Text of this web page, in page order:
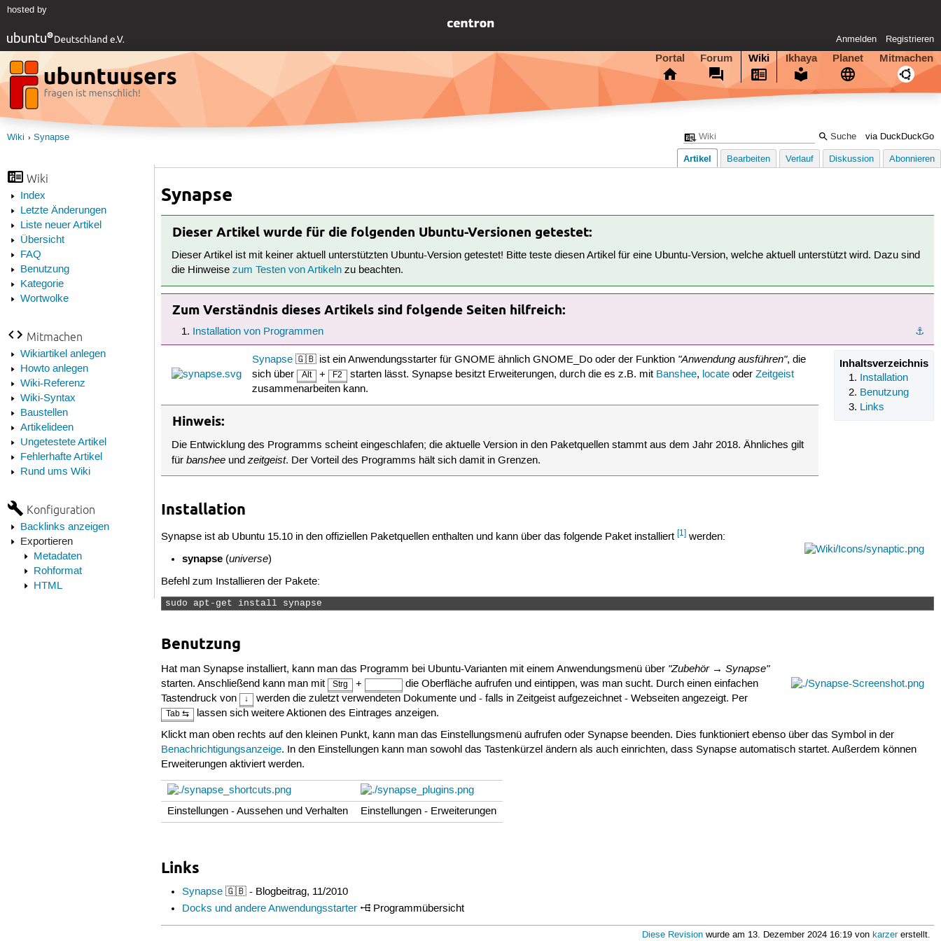
hosted by
Anmelden Registrieren
Portal Forum Wiki Ikhaya Planet Mitmachen
via DuckDuckGo
Wiki Synapse
Wiki
Index
Letzte Änderungen
Liste neuer Artikel
Übersicht
FAQ
Benutzung
Kategorie
Wortwolke
Mitmachen
Wikiartikel anlegen
Howto anlegen
Wiki-Referenz
Wiki-Syntax
Baustellen
Artikelideen
Ungetestete Artikel
Fehlerhafte Artikel
Rund ums Wiki
Konfiguration
Backlinks anzeigen
Exportieren
Metadaten
Rohformat
HTML
Artikel Bearbeiten Verlauf Diskussion Abonnieren
Synapse
Dieser Artikel wurde für die folgenden Ubuntu-Versionen getestet:
Dieser Artikel ist mit keiner aktuell unterstützten Ubuntu-Version getestet! Bitte teste diesen Artikel für eine Ubuntu-Version, welche aktuell unterstützt wird. Dazu sind
die Hinweisezum Testen von Artikeln zu beachten.
Zum Verständnis dieses Artikels sind folgende Seiten hilfreich:
⚓︎
Installation von Programmen
Inhaltsverzeichnis
Installation
Benutzung
Links
Synapse🇬🇧 ist ein Anwendungsstarter für GNOME ähnlich GNOME_Do oder der Funktion "Anwendung ausführen", die
sich über
Alt + F2 starten lässt. Synapse besitzt Erweiterungen, durch die es z.B. mit Banshee, locate oderZeitgeist
zusammenarbeiten kann.
Hinweis:
Die Entwicklung des Programms scheint eingeschlafen; die aktuelle Version in den Paketquellen stammt aus dem Jahr 2018. Ähnliches gilt
fürbanshee undzeitgeist. Der Vorteil des Programms hält sich damit in Grenzen.
Installation
Synapse ist ab Ubuntu 15.10 in den offiziellen Paketquellen enthalten und kann über das folgende Paket installiert[1] werden:
synapse(universe)
Befehl zum Installieren der Pakete:
sudo apt-get install synapse
Benutzung
Hat man Synapse installiert, kann man das Programm bei Ubuntu-Varianten mit einem Anwendungsmenü über "Zubehör → Synapse"
starten. Anschließend kann man mit Strg +
die Oberfläche aufrufen und eintippen, was man sucht. Durch einen einfachen
Tastendruck von
↓ werden die zuletzt verwendeten Dokumente und - falls in Zeitgeist aufgezeichnet - Webseiten angezeigt. Per
Tab ⇆
lassen sich weitere Aktionen des Eintrages anzeigen.
Klickt man oben rechts auf den kleinen Punkt, kann man das Einstellungsmenü aufrufen oder Synapse beenden. Dies funktioniert ebenso über das Symbol in der
Benachrichtigungsanzeige. In den Einstellungen kann man sowohl das Tastenkürzel ändern als auch einrichten, dass Synapse automatisch startet. Außerdem können
Erweiterungen aktiviert werden.
Einstellungen - Aussehen und Verhalten Einstellungen - Erweiterungen
Links
Synapse🇬🇧 - Blogbeitrag, 11/2010
Docks und andere Anwendungsstarter
Programmübersicht
Diese Revision wurde am 13. Dezember 2024 16:19 vonkarzererstellt.